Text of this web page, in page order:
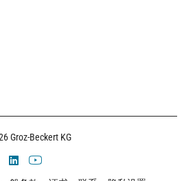
Groz-Beckert KG